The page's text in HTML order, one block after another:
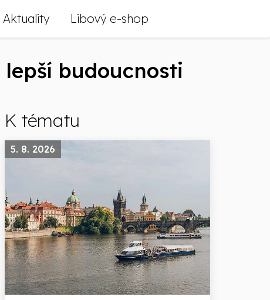
Aktuality Libový e-shop
budoucnosti
K tématu
5. 8. 2026